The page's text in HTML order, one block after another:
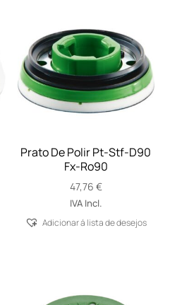
Prato De Polir Pt-Stf-D90
Fx-Ro90
47,76 €
IVA Incl.
Adicionar á lista de desejos